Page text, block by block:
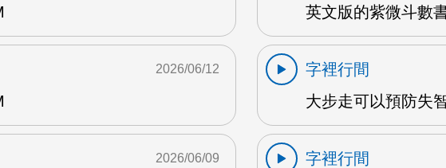
英文版的紫微斗數
2026/06/12
字裡行間
大步走可以預防失
2026/06/09
字裡行間